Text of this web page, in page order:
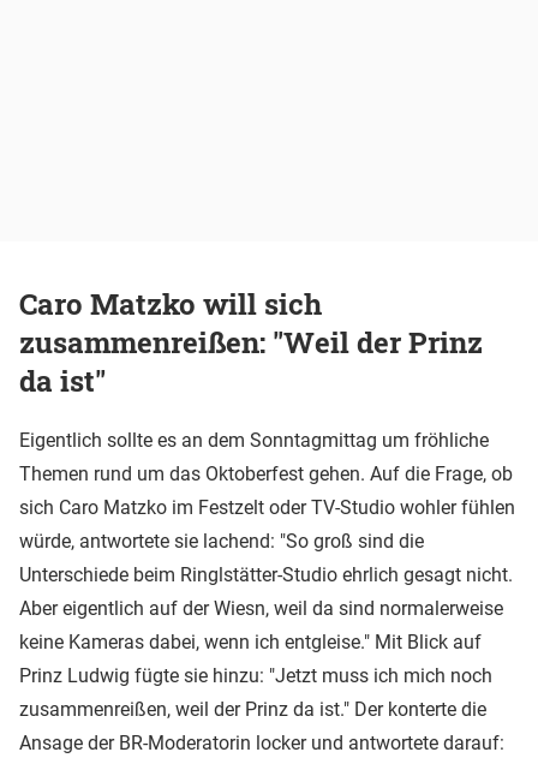
Caro Matzko will sich
zusammenreißen: "Weil der Prinz
da ist"
Eigentlich sollte es an dem Sonntagmittag um fröhliche
Themen rund um das Oktoberfest gehen. Auf die Frage, ob
sich Caro Matzko im Festzelt oder TV-Studio wohler fühlen
würde, antwortete sie lachend: "So groß sind die
Unterschiede beim Ringlstätter-Studio ehrlich gesagt nicht.
Aber eigentlich auf der Wiesn, weil da sind normalerweise
keine Kameras dabei, wenn ich entgleise." Mit Blick auf
Prinz Ludwig fügte sie hinzu: "Jetzt muss ich mich noch
zusammenreißen, weil der Prinz da ist." Der konterte die
Ansage der BR-Moderatorin locker und antwortete darauf: